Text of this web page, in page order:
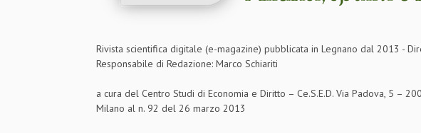
Rivista scientifica digitale (e-magazine) pubblicata in Legnano dal 2013 -
Responsabile di Redazione: Marco Schiariti
a cura del Centro Studi di Economia e Diritto – Ce.S.E.D. Via Padova, 5 –
Milano al n. 92 del 26 marzo 2013